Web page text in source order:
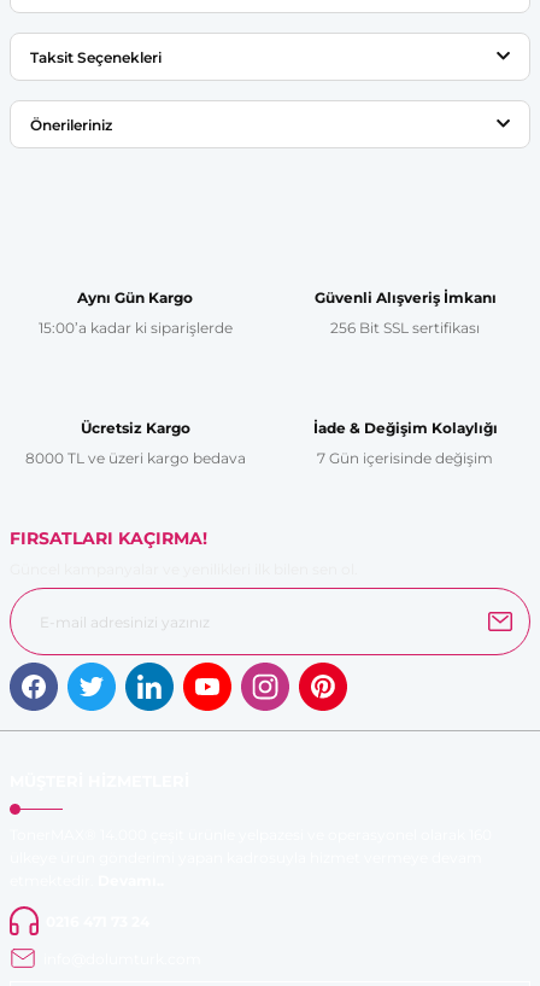
Bu ürüne ilk yorumu siz yapın!
Taksit Seçenekleri
Önerileriniz
Ürün resmi kalitesiz, bozuk veya görüntülenemiyor.
Ürün fiyatı diğer sitelerden daha pahalı.
Aynı Gün Kargo
15:00’a kadar ki siparişlerde
Güvenli Alışveriş İmkanı
256 Bit SSL sertifikası
Ücretsiz Kargo
8000 TL ve üzeri kargo bedava
İade & Değişim Kolaylığı
7 Gün içerisinde değişim
FIRSATLARI KAÇIRMA!